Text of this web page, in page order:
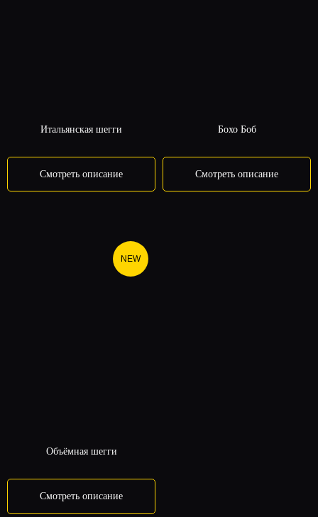
Итальянская шегги
Смотреть описание
Бохо Боб
Смотреть описание
NEW
Объёмная шегги
Смотреть описание
парикмахеров
прошли мои программы!